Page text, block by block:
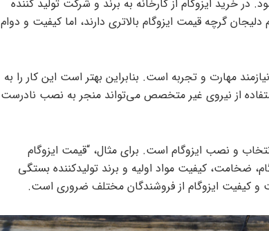
در خرید ایزوگام از کارخانه به برند و شرکت تولید کننده
دلیجان گرچه قیمت ایزوگام بالاتری دارند، اما کیفیت و دوام
مهارت و تجربه است. بنابراین بهتر است این کار را به
از نیروی غیر متخصص می‌تواند منجر به نصب نادرست
و نصب ایزوگام است. برای مثال، “قیمت ایزوگام
ضخامت، کیفیت مواد اولیه و برند تولیدکننده بستگی
و کیفیت ایزوگام از فروشندگان مختلف ضروری است.